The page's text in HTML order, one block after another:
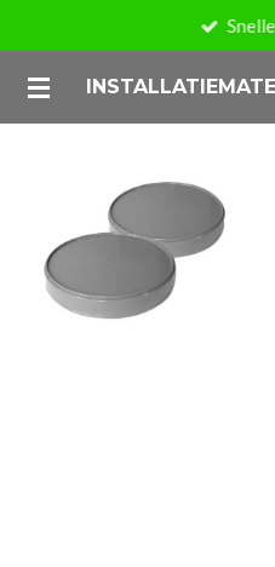
naar
de